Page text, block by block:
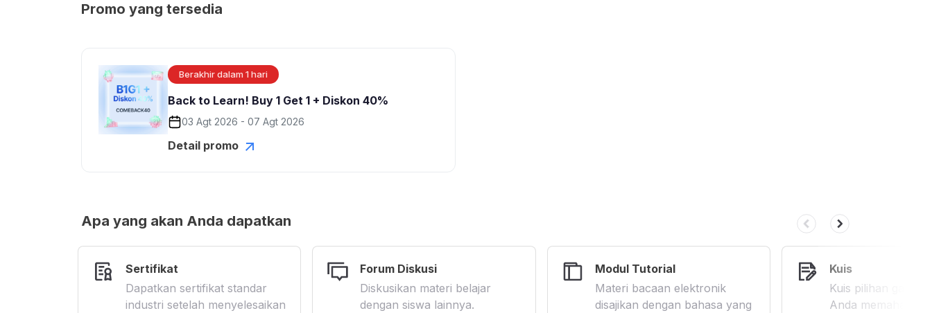
Promo yang tersedia
Berakhir dalam 1 hari
Back to Learn! Buy 1 Get 1 + Diskon 40%
03 Agt 2026 - 07 Agt 2026
Detail promo
Apa yang akan Anda dapatkan
Sertifikat
Dapatkan sertifikat standar
industri setelah menyelesaikan
Forum Diskusi
Diskusikan materi belajar
dengan siswa lainnya.
Modul Tutorial
Materi bacaan elektronik
disajikan dengan bahasa yang
Kuis
Kuis pilihan ganda
Anda memahami